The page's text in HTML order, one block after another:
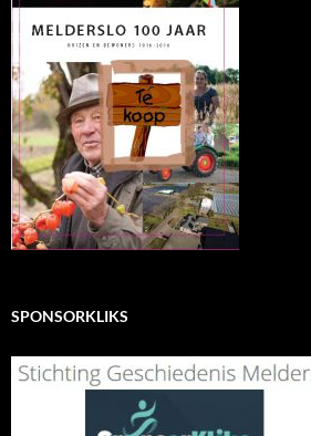
SPONSORKLIKS